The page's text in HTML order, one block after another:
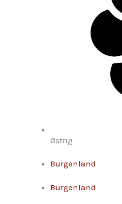
Østrig
Burgenland
Burgenland